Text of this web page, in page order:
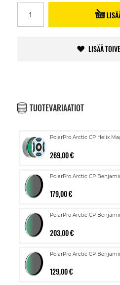
LISÄÄ
TUOTEVARIAATIOT
PolarPro Arctic CP Helix
269,00 €
PolarPro Arctic CP
179,00 €
PolarPro Arctic CP
203,00 €
PolarPro Arctic CP
129,00 €